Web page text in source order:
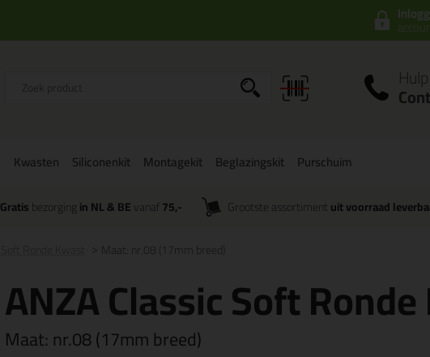
Kwasten Siliconenkit Montagekit Beglazingskit Purschuim
Gratisbezorgingin NL & BEvanaf 75,- Grootste assortiment uit voorraad
Maat: nr.08 (17mm breed)
ANZA Classic Soft
Maat: nr.08 (17mm breed)